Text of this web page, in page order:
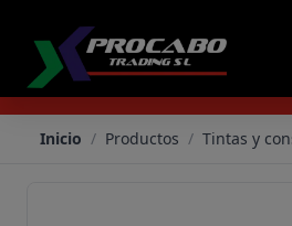
Tinta ColorWorks C7500G Magenta
Inicio / Productos / Tintas y